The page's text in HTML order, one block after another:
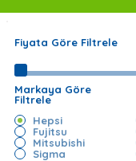
Fiyata Göre Filtrele
Markaya Göre
Filtrele
Hepsi
Fujitsu
Mitsubishi
Sigma